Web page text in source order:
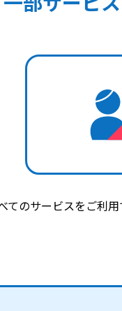
のサービスをご利用